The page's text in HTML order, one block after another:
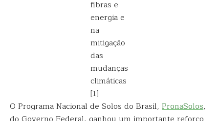
fibras e
energia e
na
mitigação
das
mudanças
climáticas
[1]
O Programa Nacional de Solos do Brasil, PronaSolos,